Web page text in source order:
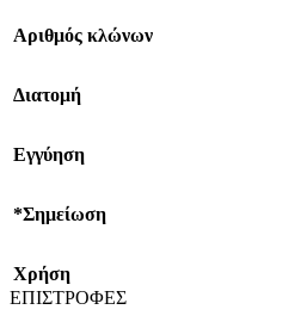
Αριθμός κλώνων
Διατομή
Εγγύηση
*Σημείωση
Χρήση
ΕΠΙΣΤΡΟΦΕΣ